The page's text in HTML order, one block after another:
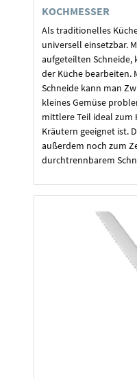
KOCHMESSER
Als traditionelles
universell einsetzbar.
aufgeteilten Schneide,
der Küche bearbeiten.
Schneide kann man
kleines Gemüse
mittlere Teil ideal zum
Kräutern geeignet ist.
außerdem noch zum
durchtrennbarem